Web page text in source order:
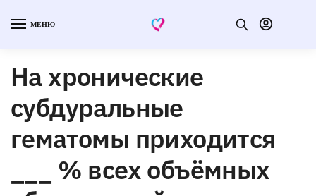
МЕНЮ
На хронические
субдуральные
гематомы приходится
___ % всех объёмных